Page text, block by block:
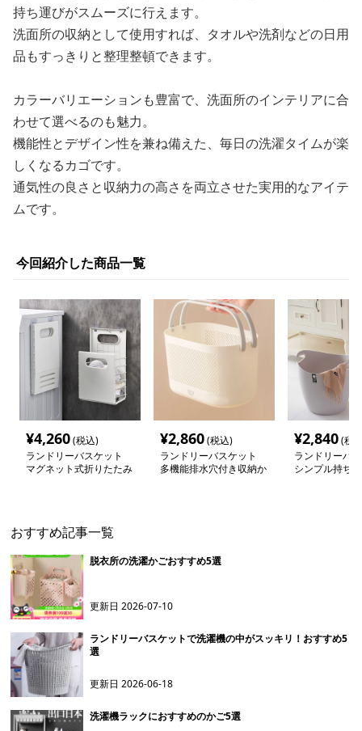
持ち運びがスムーズに行えます。
洗面所の収納として使用すれば、タオルや洗剤などの日用
品もすっきりと整理整頓できます。
カラーバリエーションも豊富で、洗面所のインテリアに合
わせて選べるのも魅力。
機能性とデザイン性を兼ね備えた、毎日の洗濯タイムが楽
しくなるカゴです。
通気性の良さと収納力の高さを両立させた実用的なアイテ
ムです。
今回紹介した商品一覧
¥4,260(税込)
ランドリーバスケット
マグネット式折りたたみ
¥2,860(税込)
ランドリーバスケット
多機能排水穴付き収納か
¥2,840(税
ランドリーバ
シンプル持ち
おすすめ記事一覧
脱衣所の洗濯かごおすすめ5選
更新日2026-07-10
ランドリーバスケットで洗濯機の中がスッキリ！おすすめ5
選
更新日2026-06-18
洗濯機ラックにおすすめのかご5選